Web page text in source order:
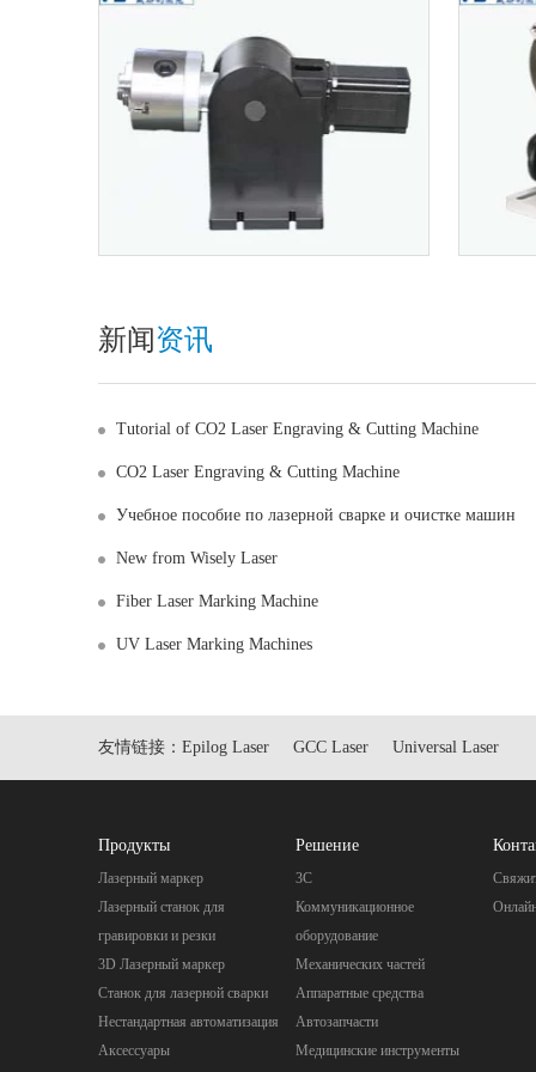
新闻资讯
Tutorial of CO2 Laser Engraving & Cutting Machine
CO2 Laser Engraving & Cutting Machine
Учебное пособие по лазерной сварке и очистке машин
New from Wisely Laser
Fiber Laser Marking Machine
UV Laser Marking Machines
友情链接： Epilog Laser GCC Laser Universal Laser
Продукты
Лазерный маркер
Лазерный станок для
гравировки и резки
3D Лазерный маркер
Станок для лазерной сварки
Нестандартная автоматизация
Аксессуары
Pешение
3C
Коммуникационное
оборудование
Механических частей
Aппаратные средства
Автозапчасти
Mедицинские инструменты